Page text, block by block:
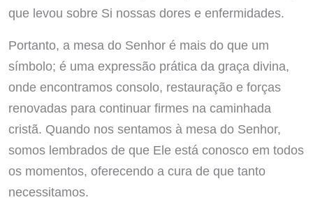
que levou sobre Si nossas dores e enfermidades.
Portanto, a mesa do Senhor é mais do que um
símbolo; é uma expressão prática da graça divina,
onde encontramos consolo, restauração e forças
renovadas para continuar firmes na caminhada
cristã. Quando nos sentamos à mesa do Senhor,
somos lembrados de que Ele está conosco em todos
os momentos, oferecendo a cura de que tanto
necessitamos.